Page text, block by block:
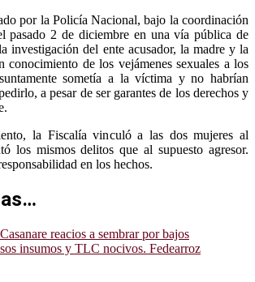
por la Policía Nacional, bajo la coordinación
pasado 2 de diciembre en una vía pública de
investigación del ente acusador, la madre y la
conocimiento de los vejámenes sexuales a los
sometía a la víctima y no habrían
a pesar de ser garantes de los derechos y
la Fiscalía vinculó a las dos mujeres al
los mismos delitos que al supuesto agresor.
en los hechos.
reacios a sembrar por bajos
insumos y TLC nocivos. Fedearroz